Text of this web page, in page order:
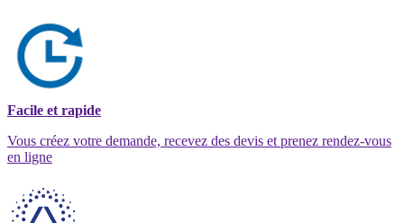
Facile et rapide
Vous créez votre demande, recevez des devis et prenez rendez-vous
en ligne